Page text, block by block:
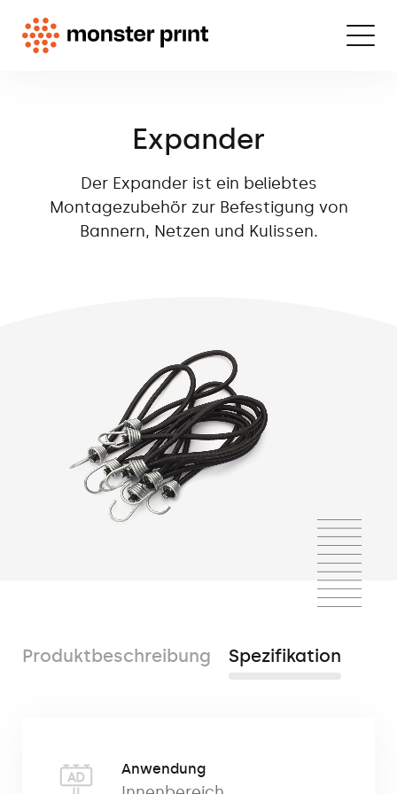
Expander
Der Expander ist ein beliebtes
Montagezubehör zur Befestigung von
Bannern, Netzen und Kulissen.
Produktbeschreibung Spezifikation
Montagezubehör zur Befestigung von
Anwendung